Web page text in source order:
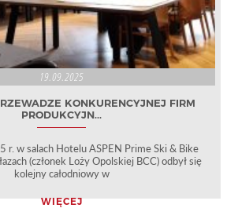
19.09.2025
KONKURENCYJNEJ FIRM
PRODUKCYJN...
r. w salach Hotelu ASPEN Prime Ski & Bike
(członek Loży Opolskiej BCC) odbył się
kolejny całodniowy w
WIĘCEJ